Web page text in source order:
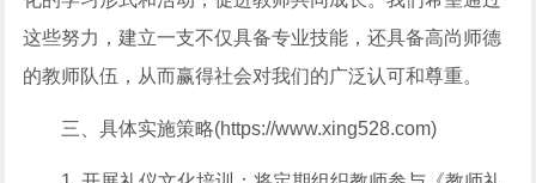
这些努力，建立一支不仅具备专业技能，还具备高尚师德
的教师队伍，从而赢得社会对我们的广泛认可和尊重。
三、具体实施策略(https://www.xing528.com)